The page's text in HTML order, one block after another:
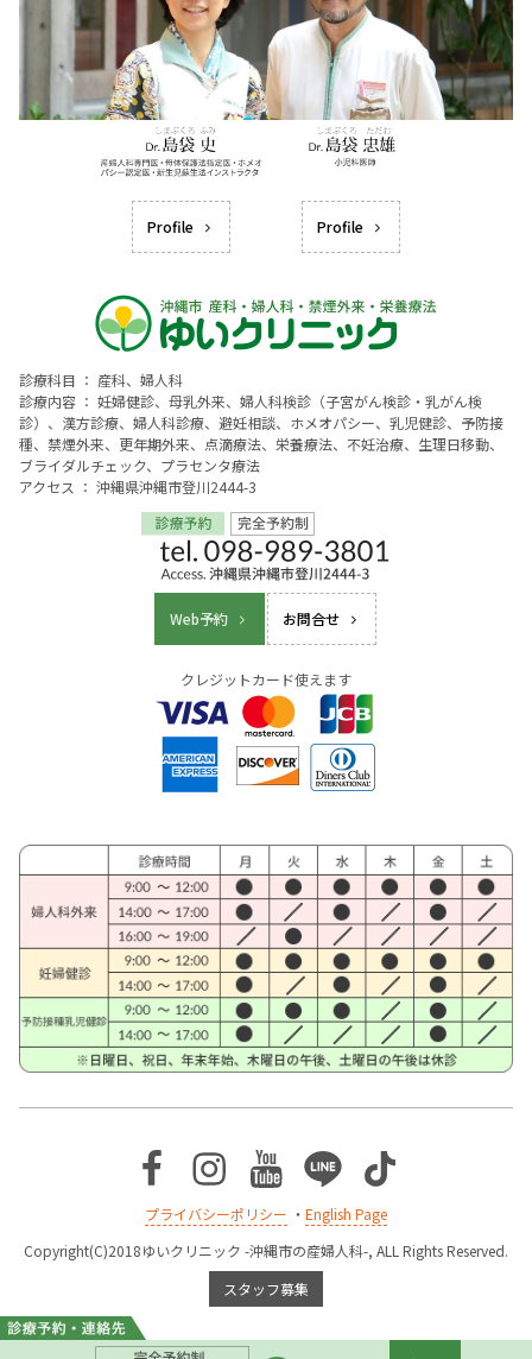
Profile Profile
診療科目 ： 産科、婦人科
診療内容 ： 妊婦健診、母乳外来、婦人科検診（子宮がん検診・乳がん検
診）、漢方診療、婦人科診療、避妊相談、ホメオパシー、乳児健診、予防接
種、禁煙外来、更年期外来、点滴療法、栄養療法、不妊治療、生理日移動、
ブライダルチェック、プラセンタ療法
アクセス ： 沖縄県沖縄市登川2444-3
Web予約 お問合せ
クレジットカード使えます
Facebook
Instagram
Youtube
LineTikTok
プライバシーポリシー ・ English Page
Copyright(C)2018ゆいクリニック -沖縄市の産婦人科-, ALL Rights Reserved.
スタッフ募集